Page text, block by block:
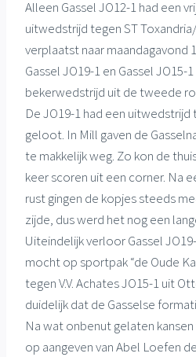
Alleen Gassel JO12-1 had een
uitwedstrijd tegen ST Toxandria/
verplaatst naar maandagavond
Gassel JO19-1 en Gassel JO15-
bekerwedstrijd uit de tweede
De JO19-1 had een uitwedstrijd
geloot. In Mill gaven de
te makkelijk weg. Zo kon de
keer scoren uit een corner. Na
rust gingen de kopjes steeds
zijde, dus werd het nog een
Uiteindelijk verloor Gassel
mocht op sportpak “de Oude
tegen V.V. Achates JO15-1 uit
duidelijk dat de Gasselse
Na wat onbenut gelaten
op aangeven van Abel Loefen